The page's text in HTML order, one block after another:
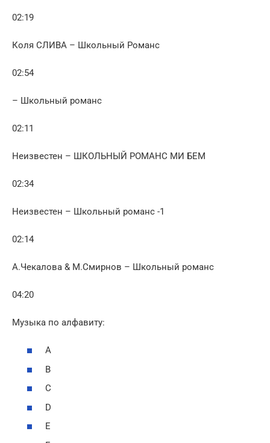
02:19
Коля СЛИВА – Школьный Романс
02:54
– Школьный романс
02:11
Неизвестен – ШКОЛЬНЫЙ РОМАНС МИ БЕМ
02:34
Неизвестен – Школьный романс -1
02:14
А.Чекалова & М.Смирнов – Школьный романс
04:20
Музыка по алфавиту:
A
B
C
D
E